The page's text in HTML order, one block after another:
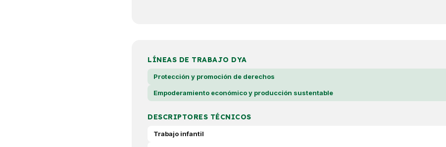
LÍNEAS DE TRABAJO DYA
Protección y promoción de derechos
Empoderamiento económico y producción sustentable
DESCRIPTORES TÉCNICOS
Trabajo infantil